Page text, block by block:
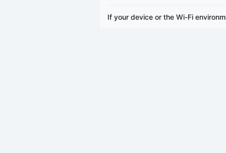
If your device or the Wi-Fi